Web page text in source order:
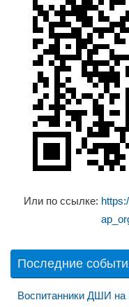
Или по ссылке:
Последние
Воспитанники ДШИ на